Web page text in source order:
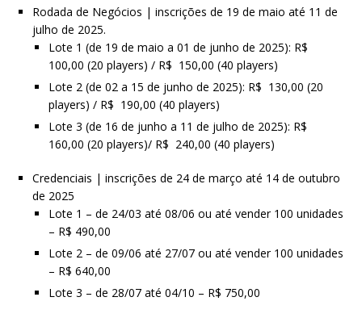
Rodada de Negócios | inscrições de 19 de maio até 11 de
julho de 2025.
Lote 1 (de 19 de maio a 01 de junho de 2025): R$
100,00 (20 players) / R$ 150,00 (40 players)
Lote 2 (de 02 a 15 de junho de 2025): R$ 130,00 (20
players) / R$ 190,00 (40 players)
Lote 3 (de 16 de junho a 11 de julho de 2025): R$
160,00 (20 players)/ R$ 240,00 (40 players)
Credenciais | inscrições de 24 de março até 14 de outubro
de 2025
Lote 1 – de 24/03 até 08/06 ou até vender 100 unidades
– R$ 490,00
Lote 2 – de 09/06 até 27/07 ou até vender 100 unidades
– R$ 640,00
Lote 3 – de 28/07 até 04/10 – R$ 750,00